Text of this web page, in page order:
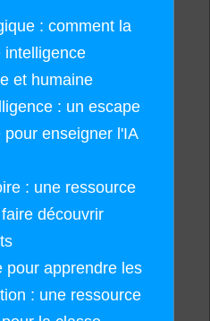
: comment la
intelligence
et humaine
: un escape
enseigner l'IA
: une ressource
découvrir
pour apprendre les
: une ressource